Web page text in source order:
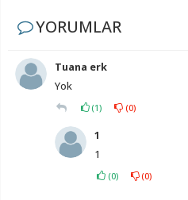
YORUMLAR
Tuana erk
Yok
(1) (0)
1
1
(0) (0)